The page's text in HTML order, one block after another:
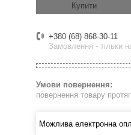
Купити
+380 (68) 868-30-11
Замовлення - тільки
повернення товару